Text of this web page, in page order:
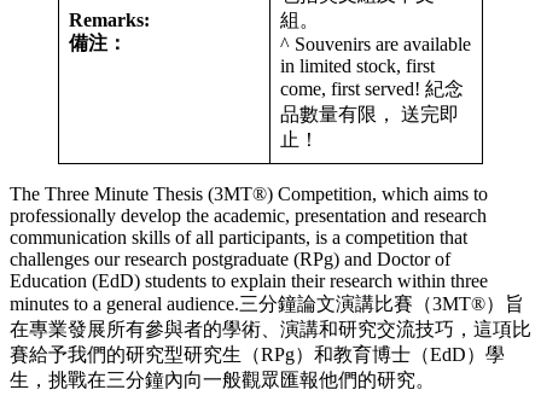
Remarks:
備注：
組。
^ Souvenirs are available
in limited stock, first
come, first served! 紀念
品數量有限， 送完即
止！
The Three Minute Thesis (3MT®) Competition, which aims to
professionally develop the academic, presentation and research
communication skills of all participants, is a competition that
challenges our research postgraduate (RPg) and Doctor of
Education (EdD) students to explain their research within three
minutes to a general audience.三分鐘論文演講比賽（3MT®）旨
在專業發展所有參與者的學術、演講和研究交流技巧，這項比
賽給予我們的研究型研究生（RPg）和教育博士（EdD）學
生，挑戰在三分鐘內向一般觀眾匯報他們的研究。